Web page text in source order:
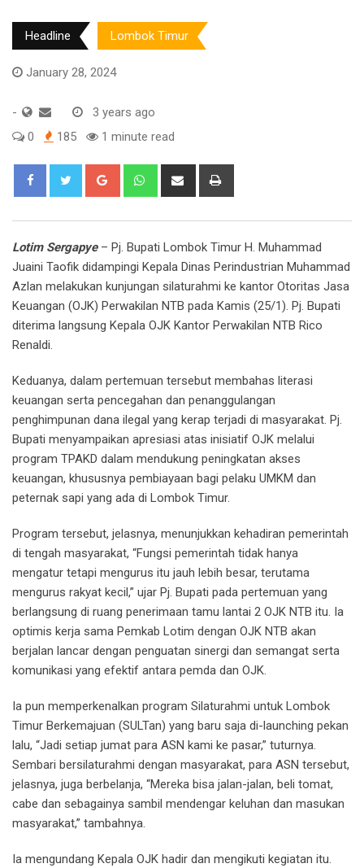
Headline Lombok Timur
January 28, 2024
-
3 years ago
0
185 1 minute read
Google+ WhatsappShare
Lotim Sergapye– Pj. Bupati Lombok Timur H. Muhammad
Juaini Taofik didampingi Kepala Dinas Perindustrian Muhammad
Azlan melakukan kunjungan silaturahmi ke kantor Otoritas Jasa
Keuangan (OJK) Perwakilan NTB pada Kamis (25/1). Pj. Bupati
diterima langsung Kepala OJK Kantor Perwakilan NTB Rico
Renaldi.
Keduanya, dalam pertemuan tersebut membahas literasi
keuangan serta pencegahan dan penanggulangan
penghimpunan dana ilegal yang kerap terjadi di masyarakat. Pj.
Bupati menyampaikan apresiasi atas inisiatif OJK melalui
program TPAKD dalam mendukung peningkatan akses
keuangan, khususnya pembiayaan bagi pelaku UMKM dan
peternak sapi yang ada di Lombok Timur.
Program tersebut, jelasnya, menunjukkan kehadiran pemerintah
di tengah masyarakat, “Fungsi pemerintah tidak hanya
mengatur tetapi mengurus itu jauh lebih besar, terutama
mengurus rakyat kecil,” ujar Pj. Bupati pada pertemuan yang
berlangsung di ruang penerimaan tamu lantai 2 OJK NTB itu. Ia
optimis kerja sama Pemkab Lotim dengan OJK NTB akan
berjalan lancar dengan penguatan sinergi dan semangat serta
komunikasi yang efektif antara pemda dan OJK.
Ia pun memperkenalkan program Silaturahmi untuk Lombok
Timur Berkemajuan (SULTan) yang baru saja di-launching pekan
lalu, “Jadi setiap jumat para ASN kami ke pasar,” tuturnya.
Sembari bersilaturahmi dengan masyarakat, para ASN tersebut,
jelasnya, juga berbelanja, “Mereka bisa jalan-jalan, beli tomat,
cabe dan sebagainya sambil mendengar keluhan dan masukan
masyarakat,” tambahnya.
Ia mengundang Kepala OJK hadir dan mengikuti kegiatan itu.